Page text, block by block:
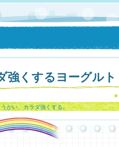
強くするヨーグルト
がい、カラダ強くする。